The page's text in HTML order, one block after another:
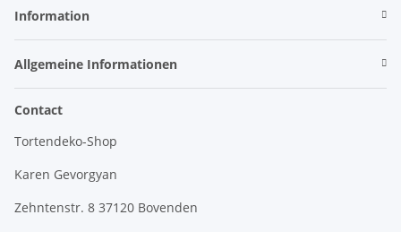
Information
Allgemeine Informationen
Contact
Tortendeko-Shop
Karen Gevorgyan
Zehntenstr. 8 37120 Bovenden